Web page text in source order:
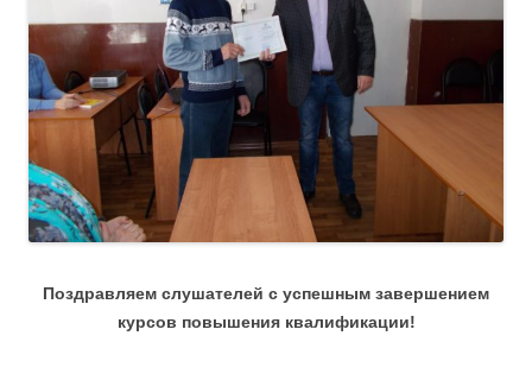
Поздравляем слушателей с успешным завершением
курсов повышения квалификации!